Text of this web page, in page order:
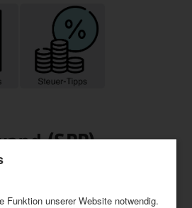
Funktion unserer Website notwendig.
(SPP)